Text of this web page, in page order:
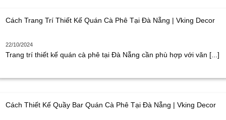
Cách Trang Trí Thiết Kế Quán Cà Phê Tại Đà Nẵng | Vking Decor
22/10/2024
Trang trí thiết kế quán cà phê tại Đà Nẵng cần phù hợp với văn [...]
Cách Thiết Kế Quầy Bar Quán Cà Phê Tại Đà Nẵng | Vking Decor